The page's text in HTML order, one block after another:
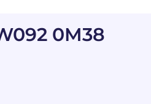
0M38